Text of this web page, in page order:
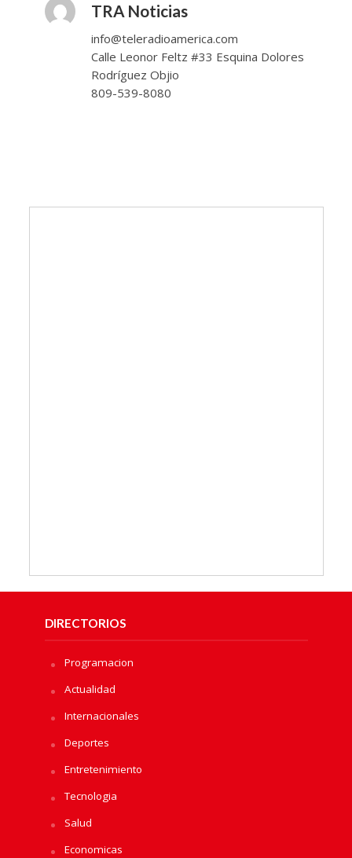
TRA Noticias
info@teleradioamerica.com
Calle Leonor Feltz #33 Esquina Dolores
Rodríguez Objio
809-539-8080
DIRECTORIOS
Programacion
Actualidad
Internacionales
Deportes
Entretenimiento
Tecnologia
Salud
Economicas